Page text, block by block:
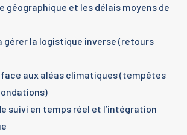
géographique et les délais moyens de
gérer la logistique inverse (retours
aux aléas climatiques (tempêtes
suivi en temps réel et l’intégration